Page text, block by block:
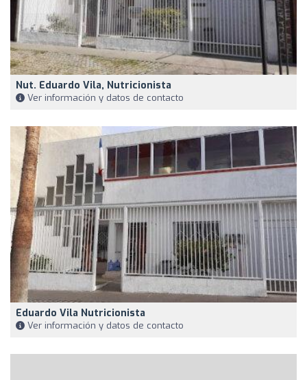
Nut. Eduardo Vila, Nutricionista
Ver información y datos de contacto
Eduardo Vila Nutricionista
Ver información y datos de contacto